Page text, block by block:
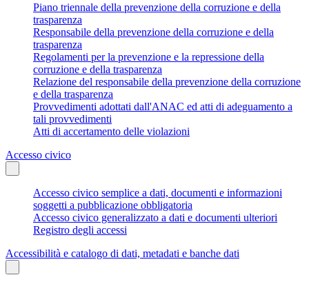
Piano triennale della prevenzione della corruzione e della
trasparenza
Responsabile della prevenzione della corruzione e della
trasparenza
Regolamenti per la prevenzione e la repressione della
corruzione e della trasparenza
Relazione del responsabile della prevenzione della corruzione
e della trasparenza
Provvedimenti adottati dall'ANAC ed atti di adeguamento a
tali provvedimenti
Atti di accertamento delle violazioni
Accesso civico
Accesso civico semplice a dati, documenti e informazioni
soggetti a pubblicazione obbligatoria
Accesso civico generalizzato a dati e documenti ulteriori
Registro degli accessi
Accessibilità e catalogo di dati, metadati e banche dati